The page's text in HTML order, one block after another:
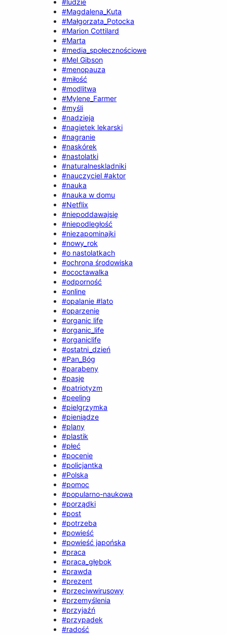
#Magdalena_Kuta
#Małgorzata_Potocka
#Marion Cottilard
#Marta
#media_społecznościowe
#Mel Gibson
#menopauza
#miłość
#modlitwa
#Mylene_Farmer
#myśli
#nadzieja
#nagietek lekarski
#nagranie
#naskórek
#nastolatki
#naturalneskladniki
#nauczyciel #aktor
#nauka
#nauka w domu
#Netflix
#niepoddawajsię
#niepodległość
#niezapominajki
#nowy_rok
#o nastolatkach
#ochrona środowiska
#ococtawalka
#odporność
#online
#opalanie #lato
#oparzenie
#organic life
#organic_life
#organiclife
#ostatni_dzień
#Pan_Bóg
#parabeny
#pasje
#patriotyzm
#peeling
#pielgrzymka
#pieniądze
#plany
#plastik
#płeć
#pocenie
#policjantka
#Polska
#pomoc
#popularno-naukowa
#porządki
#post
#potrzeba
#powieść
#powieść japońska
#praca
#praca_głębok
#prawda
#prezent
#przeciwwirusowy
#przemyślenia
#przyjaźń
#przypadek
#radość